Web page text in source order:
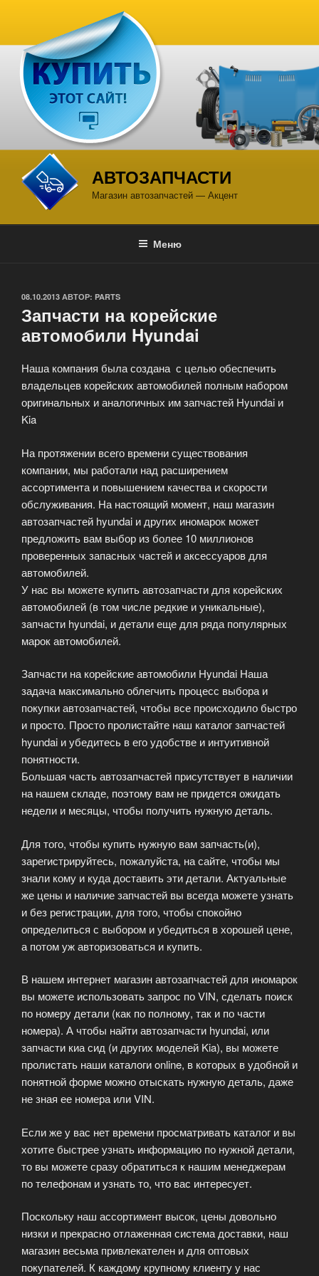
содержимому
АВТОЗАПЧАСТИ
Магазин автозапчастей — Акцент
Меню
ОПУБЛИКОВАНО
08.10.2013 АВТОР: PARTS
Запчасти на корейские
автомобили Hyundai
Наша компания была создана с целью обеспечить
владельцев корейских автомобилей полным набором
оригинальных и аналогичных им запчастей Hyundai и
Kia
На протяжении всего времени существования
компании, мы работали над расширением
ассортимента и повышением качества и скорости
обслуживания. На настоящий момент, наш магазин
автозапчастей hyundai и других иномарок может
предложить вам выбор из более 10 миллионов
проверенных запасных частей и аксессуаров для
автомобилей.
У нас вы можете купить автозапчасти для корейских
автомобилей (в том числе редкие и уникальные),
запчасти hyundai, и детали еще для ряда популярных
марок автомобилей.
Запчасти на корейские автомобили Hyundai Наша
задача максимально облегчить процесс выбора и
покупки автозапчастей, чтобы все происходило быстро
и просто. Просто пролистайте наш каталог запчастей
hyundai и убедитесь в его удобстве и интуитивной
понятности.
Большая часть автозапчастей присутствует в наличии
на нашем складе, поэтому вам не придется ожидать
недели и месяцы, чтобы получить нужную деталь.
Для того, чтобы купить нужную вам запчасть(и),
зарегистрируйтесь, пожалуйста, на сайте, чтобы мы
знали кому и куда доставить эти детали. Актуальные
же цены и наличие запчастей вы всегда можете узнать
и без регистрации, для того, чтобы спокойно
определиться с выбором и убедиться в хорошей цене,
а потом уж авторизоваться и купить.
В нашем интернет магазин автозапчастей для иномарок
вы можете использовать запрос по VIN, сделать поиск
по номеру детали (как по полному, так и по части
номера). А чтобы найти автозапчасти hyundai, или
запчасти киа сид (и других моделей Kia), вы можете
пролистать наши каталоги online, в которых в удобной и
понятной форме можно отыскать нужную деталь, даже
не зная ее номера или VIN.
Если же у вас нет времени просматривать каталог и вы
хотите быстрее узнать информацию по нужной детали,
то вы можете сразу обратиться к нашим менеджерам
по телефонам и узнать то, что вас интересует.
Поскольку наш ассортимент высок, цены довольно
низки и прекрасно отлаженная система доставки, наш
магазин весьма привлекателен и для оптовых
покупателей. К каждому крупному клиенту у нас